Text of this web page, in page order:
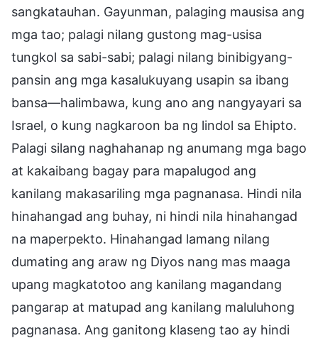
sangkatauhan. Gayunman, palaging mausisa ang
mga tao; palagi nilang gustong mag-usisa
tungkol sa sabi-sabi; palagi nilang binibigyang-
pansin ang mga kasalukuyang usapin sa ibang
bansa—halimbawa, kung ano ang nangyayari sa
Israel, o kung nagkaroon ba ng lindol sa Ehipto.
Palagi silang naghahanap ng anumang mga bago
at kakaibang bagay para mapalugod ang
kanilang makasariling mga pagnanasa. Hindi nila
hinahangad ang buhay, ni hindi nila hinahangad
na maperpekto. Hinahangad lamang nilang
dumating ang araw ng Diyos nang mas maaga
upang magkatotoo ang kanilang magandang
pangarap at matupad ang kanilang maluluhong
pagnanasa. Ang ganitong klaseng tao ay hindi